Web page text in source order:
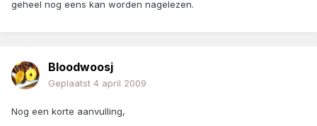
geheel nog eens kan worden nagelezen.
Bloodwoosj
Geplaatst 4 april 2009
Nog een korte aanvulling,